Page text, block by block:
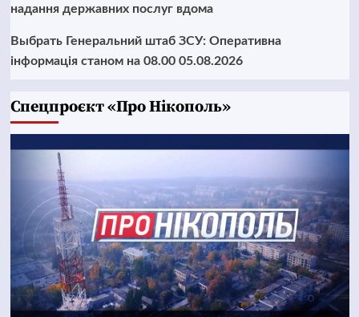
надання державних послуг вдома
Выбрать Генеральний штаб ЗСУ: Оперативна
інформація станом на 08.00 05.08.2026
Cпецпроєкт «Про Нікополь»